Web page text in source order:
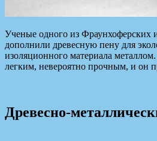
Ученые одного из Фраунхоферских
дополнили древесную пену для
изоляционного материала
легким, невероятно прочным, и он
Древесно-